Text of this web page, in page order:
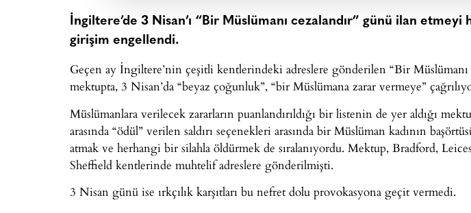
İngiltere’de 3 Nisan’ı “Bir Müslümanı cezalandır” günü ilan etmeyi
girişim engellendi.
Geçen ay İngiltere’nin çeşitli kentlerindeki adreslere gönderilen “Bir Müslümanı
mektupta, 3 Nisan’da “beyaz çoğunluk”, “bir Müslümana zarar vermeye”
Müslümanlara verilecek zararların puanlandırıldığı bir listenin de yer aldığı
arasında “ödül” verilen saldırı seçenekleri arasında bir Müslüman kadının
atmak ve herhangi bir silahla öldürmek de sıralanıyordu. Mektup, Bradford,
Sheffield kentlerinde muhtelif adreslere gönderilmişti.
3 Nisan günü ise ırkçılık karşıtları bu nefret dolu provokasyona geçit vermedi.